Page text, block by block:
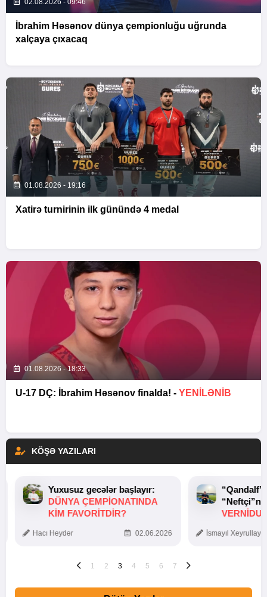
İbrahim Həsənov dünya çempionluğu uğrunda
xalçaya çıxacaq
01.08.2026 - 19:16
Xatirə turnirinin ilk günündə 4 medal
01.08.2026 - 18:33
U-17 DÇ: İbrahim Həsənov finalda! - YENİLƏNİB
KÖŞƏ YAZILARI
Yuxusuz gecələr başlayır:
DÜNYA ÇEMPIONATINDA
KIM FAVORITDIR?
Hacı Heydər 02.06.2026 İsmayıl
1 2 3 4 5 6 7